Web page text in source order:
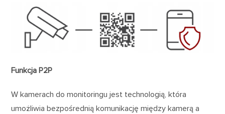
Funkcja P2P
W kamerach do monitoringu jest technologią, która
umożliwia bezpośrednią komunikację między kamerą a